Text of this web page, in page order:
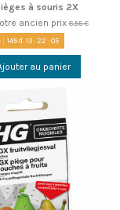
à souris 2X
ancien prix8,55 €
145d. 13:22 :05
au panier